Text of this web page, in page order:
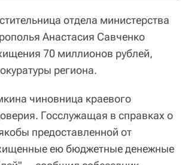
отдела министерства
Анастасия Савченко
70 миллионов рублей,
региона.
чиновница краевого
Госслужащая в справках о
предоставленной от
ею бюджетные денежные